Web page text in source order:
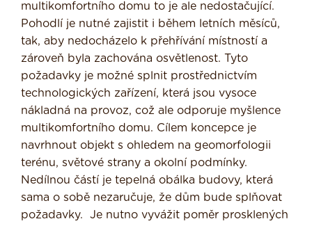
multikomfortního domu to je ale nedostačující.
Pohodlí je nutné zajistit i během letních měsíců,
tak, aby nedocházelo k přehřívání místností a
zároveň byla zachována osvětlenost. Tyto
požadavky je možné splnit prostřednictvím
technologických zařízení, která jsou vysoce
nákladná na provoz, což ale odporuje myšlence
multikomfortního domu. Cílem koncepce je
navrhnout objekt s ohledem na geomorfologii
terénu, světové strany a okolní podmínky.
Nedílnou částí je tepelná obálka budovy, která
sama o sobě nezaručuje, že dům bude splňovat
požadavky. Je nutno vyvážit poměr prosklených